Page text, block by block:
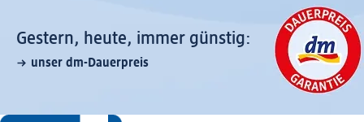
Gestern, heute, immer günstig:
unser dm-Dauerpreis